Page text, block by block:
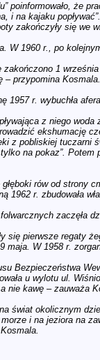
poinformowało, że
i na kajaku
zakończyły się we
W 1960 r., po
1
– przypomina Kosmala.
1957 r. wybuchła
z niego
ekshumację
z pobliskiej tuczarni
na pokaz”.
rów od strony
1962 r. zbudowała
zaczęła
się pierwsze regaty
maja. W 1958 r.
Bezpieczeństwa
u wylotu ul.
kawę – zauważa
świat okolicznym
i na jeziora na